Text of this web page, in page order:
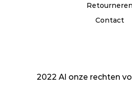
Retourneren
Contact
2022 Al onze rechten